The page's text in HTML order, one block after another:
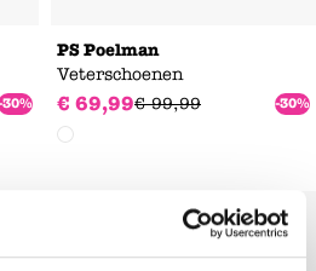
30%
PS Poelman
Veterschoenen
€ 69,99€ 99,99 -30%
Add to